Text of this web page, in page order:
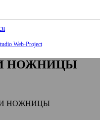
Web-Project
НОЖНИЦЫ
НОЖНИЦЫ